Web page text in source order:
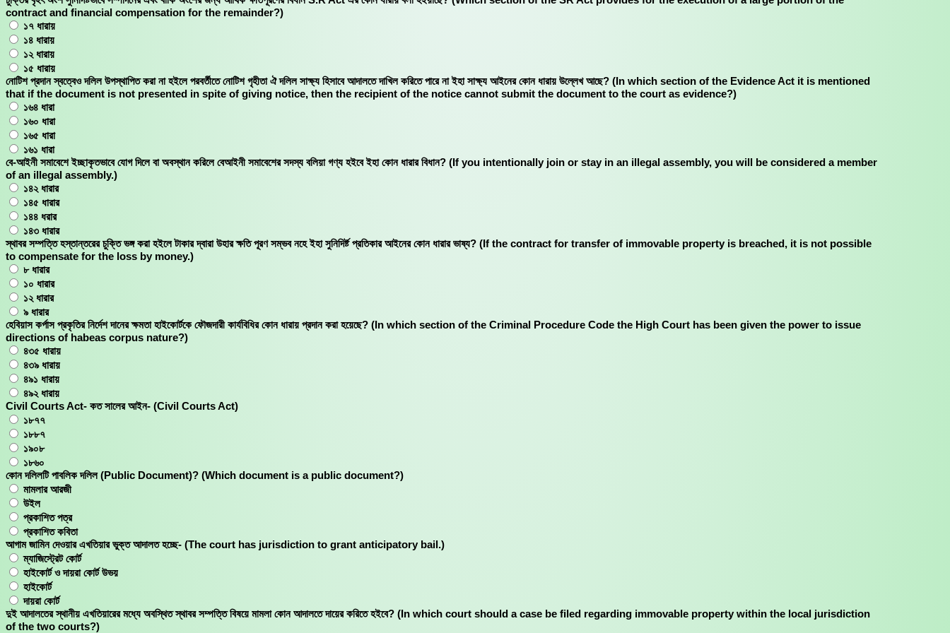
contract and financial compensation for the remainder?)
১৭ ধারায়
১৪ ধারায়
১২ ধারায়
১৫ ধারায়
নোটিশ প্রদান স্বত্বেও দলিল উপস্থাপিত করা না হইলে পরবর্তীতে নোটিশ গৃহীতা ঐ দলিল সাক্ষ্য হিসাবে আদালতে দাখিল করিতে পারে না ইহা সাক্ষ্য আইনের কোন ধারায় উল্লেখ আছে? (In which section of the Evidence Act it is mentioned
that if the document is not presented in spite of giving notice, then the recipient of the notice cannot submit the document to the court as evidence?)
১৬৪ ধারা
১৬০ ধারা
১৬৫ ধারা
১৬১ ধারা
বে-আইনী সমাবেশে ইচ্ছাকৃতভাবে যোগ দিলে বা অবস্থান করিলে বেআইনী সমাবেশের সদস্য বলিয়া গণ্য হইবে ইহা কোন ধারার বিধান? (If you intentionally join or stay in an illegal assembly, you will be considered a member
of an illegal assembly.)
১৪২ ধারার
১৪৫ ধারার
১৪৪ ধরার
১৪৩ ধারার
স্থাবর সম্পত্তি হস্তান্তরের চুক্তি ভঙ্গ করা হইলে টাকার দ্বারা উহার ক্ষতি পূরণ সম্ভব নহে ইহা সুনিদির্ষ্ট প্রতিকার আইনের কোন ধারার ভাষ্য? (If the contract for transfer of immovable property is breached, it is not possible
to compensate for the loss by money.)
৮ ধারার
১০ ধারার
১২ ধারার
৯ ধারার
হেবিয়াস কর্পাস প্রকৃতির নির্দেশ দানের ক্ষমতা হাইকোর্টকে ফৌজদারী কার্যবিধির কোন ধারায় প্রদান করা হয়েছে? (In which section of the Criminal Procedure Code the High Court has been given the power to issue
directions of habeas corpus nature?)
৪৩৫ ধারায়
৪৩৯ ধারায়
৪৯১ ধারায়
৪৯২ ধারায়
Civil Courts Act- কত সালের আইন- (Civil Courts Act)
১৮৭৭
১৮৮৭
১৯০৮
১৮৬০
কোন দলিলটি পাবলিক দলিল (Public Document)? (Which document is a public document?)
মামলার আরজী
উইল
প্রকাশিত পত্র
প্রকাশিত কবিতা
আগাম জামিন দেওয়ার এখতিয়ার ভুক্ত আদালত হচ্ছে- (The court has jurisdiction to grant anticipatory bail.)
ম্যাজিস্ট্রেট কোর্ট
হাইকোর্ট ও দায়রা কোর্ট উভয়
হাইকোর্ট
দায়রা কোর্ট
দুই আদালতের স্থানীয় এখতিয়ারের মধ্যে অবস্থিত স্থাবর সম্পত্তি বিষয়ে মামলা কোন আদালতে দায়ের করিতে হইবে? (In which court should a case be filed regarding immovable property within the local jurisdiction
of the two courts?)